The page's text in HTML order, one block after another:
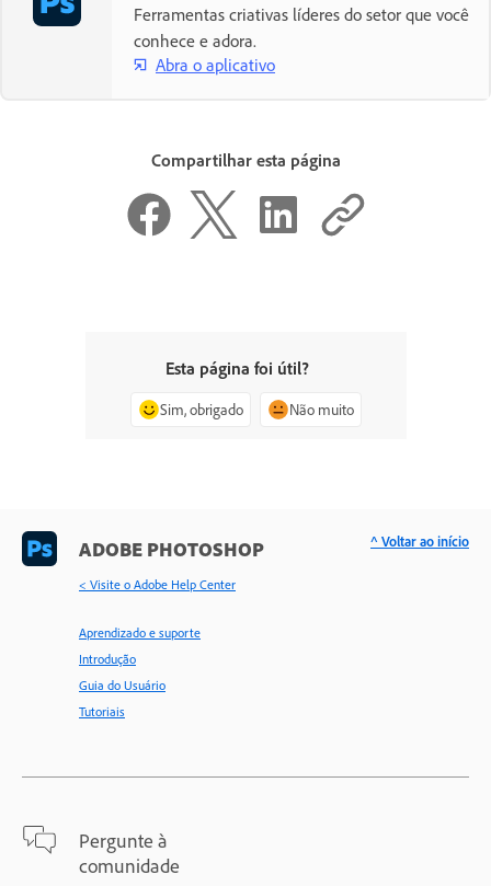
Ferramentas criativas líderes do setor que você
conhece e adora.
Abra o aplicativo
Compartilhar esta página
Esta página foi útil?
Sim, obrigado Não muito
ADOBE PHOTOSHOP
< Visite o Adobe Help Center
Aprendizado e suporte
Introdução
Guia do Usuário
Tutoriais
Pergunte à
comunidade
^ Voltar ao início